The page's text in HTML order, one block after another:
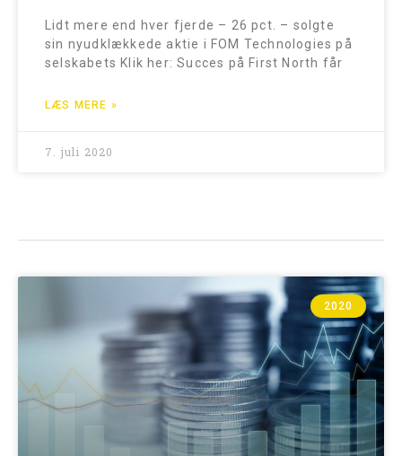
Lidt mere end hver fjerde – 26 pct. – solgte
sin nyudklækkede aktie i FOM Technologies på
selskabets Klik her: Succes på First North får
LÆS MERE »
7. juli 2020
2020